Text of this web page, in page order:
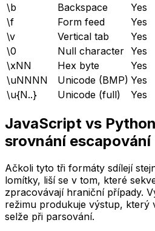
\b
Backspace Yes
\f
Form feed Yes
\v
Vertical tab Yes
\0
Null character Yes
\xNN
Hex byte Yes
\uNNNN
Unicode (BMP) Yes
\u{N..}
Unicode (full) Yes
JavaScript vs
srovnání escapování
Ačkoli tyto tři formáty sdílejí
lomítky, liší se v tom, které
zpracovávají hraniční případy.
režimu produkuje výstup, který
selže při parsování.